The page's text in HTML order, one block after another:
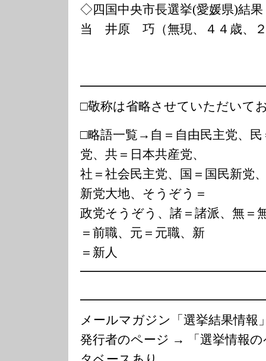
◇四国中央市長選挙(愛媛県)結
当 井原 巧（無現、４４歳、
□敬称は省略させていただいて
□略語一覧→自＝自由民主党、民
党、共＝日本共産党、
社＝社会民主党、国＝国民新党
新党大地、そうぞう＝
政党そうぞう、諸＝諸派、無＝
＝前職、元＝元職、新
＝新人
メールマガジン「選挙結果情
発行者のページ → 「選挙情報